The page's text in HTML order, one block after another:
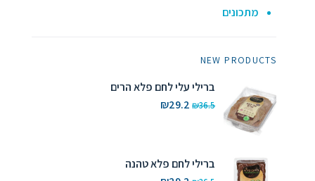
מתכונים
NEW PRODUCTS
ברילי עלי לחם פלא הרים
₪36.5
המחיר
₪29.2 המחיר
ברילי לחם פלא טהנה